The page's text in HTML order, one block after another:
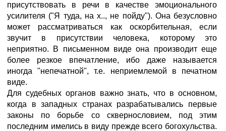
присутствовать в речи в качестве эмоционального
усилителя ("Я туда, на х.., не пойду"). Она безусловно
может рассматриваться как оскорбительная, если
звучит в присутствии человека, которому это
неприятно. В письменном виде она производит еще
более резкое впечатление, ибо даже называется
иногда "непечатной", т.е. неприемлемой в печатном
виде.
Для судебных органов важно знать, что в основном,
когда в западных странах разрабатывались первые
законы по борьбе со сквернословием, под этим
последним имелись в виду прежде всего богохульства.